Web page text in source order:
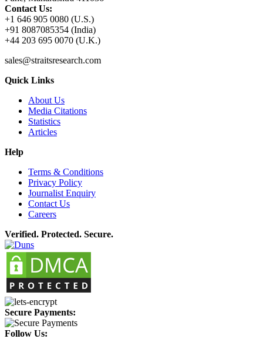
Contact Us:
+1 646 905 0080 (U.S.)
+91 8087085354 (India)
+44 203 695 0070 (U.K.)
sales@straitsresearch.com
Quick Links
About Us
Media Citations
Statistics
Articles
Help
Terms & Conditions
Privacy Policy
Journalist Enquiry
Contact Us
Careers
Verified. Protected. Secure.
Secure Payments:
Follow Us: